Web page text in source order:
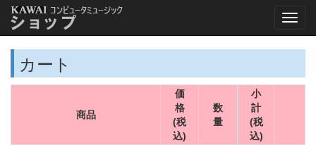
カート
商品
価
格
(税
込)
数
量
小
計
(税
込)